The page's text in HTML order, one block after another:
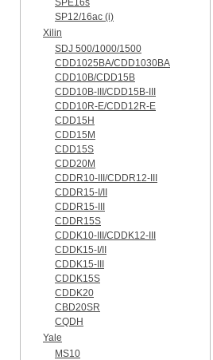
SP12/16ac (i)
Xilin
SDJ 500/1000/1500
CDD1025BA/CDD1030BA
CDD10B/CDD15B
CDD10B-III/CDD15B-III
CDD10R-E/CDD12R-E
CDD15H
CDD15M
CDD15S
CDD20M
CDDR10-III/CDDR12-III
CDDR15-I/II
CDDR15-III
CDDR15S
CDDK10-III/CDDK12-III
CDDK15-I/II
CDDK15-III
CDDK15S
CDDK20
CBD20SR
CQDH
Yale
MS10